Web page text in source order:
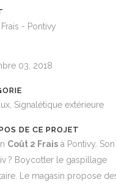
- Pontivy
03, 2018
Signalétique extérieure
DE CE PROJET
Coût 2 Frais à Pontivy. Son
? Boycotter le gaspillage
Le magasin propose